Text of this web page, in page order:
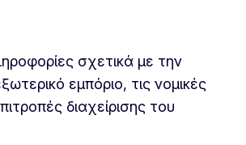
σχετικά με την
εμπόριο, τις νομικές
διαχείρισης του